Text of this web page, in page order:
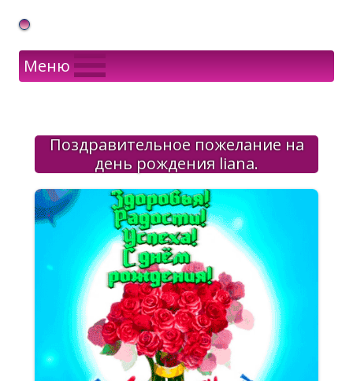
Gif Открытки в подарок
Меню
Поздравительное пожелание на
день рождения liana.